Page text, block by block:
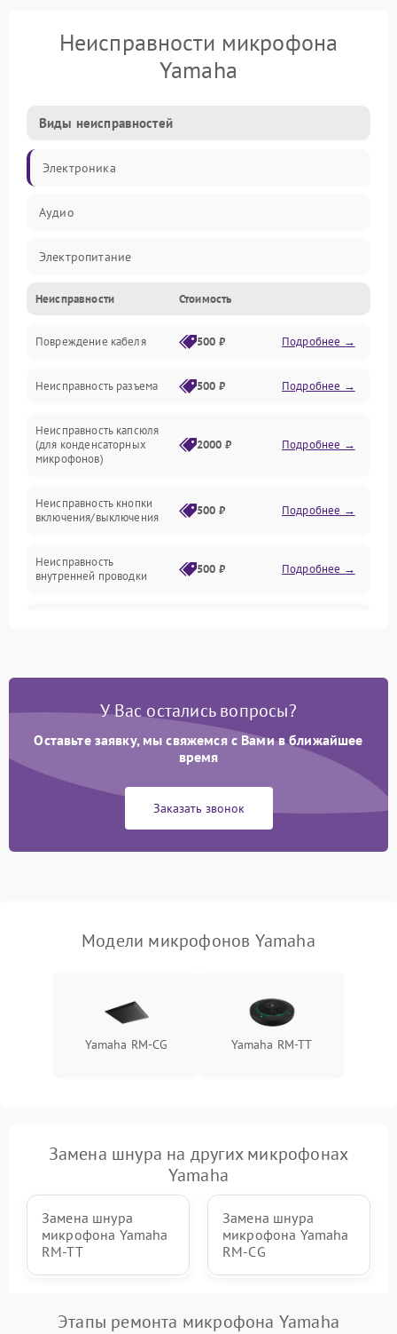
Неисправности микрофона
Yamaha
Виды неисправностей
Электроника
Аудио
Электропитание
Интерфейсы
Капсюль
Механические повреждения
Аксессуары
Неисправности Стоимость
Повреждение кабеля 500 ₽ Подробнее →
Неисправность разъема 500 ₽ Подробнее →
Неисправность капсюля
(для конденсаторных
микрофонов)
2000 ₽ Подробнее →
Неисправность кнопки
включения/выключения
500 ₽ Подробнее →
Неисправность
внутренней проводки
500 ₽ Подробнее →
Поломка батарейного
микрофонов)
Неисправность антенны
микрофонов)
1000 ₽ Подробнее →
Неисправность модуля
беспроводных
микрофонов)
У Вас остались вопросы?
Оставьте заявку, мы свяжемся с Вами в ближайшее
время
Заказать звонок
Модели микрофонов Yamaha
Yamaha RM-CG Yamaha RM-TT
Замена шнура на других микрофонах
Yamaha
Замена шнура
микрофона Yamaha
RM-TT
Замена шнура
микрофона Yamaha
RM-CG
Этапы ремонта микрофона Yamaha